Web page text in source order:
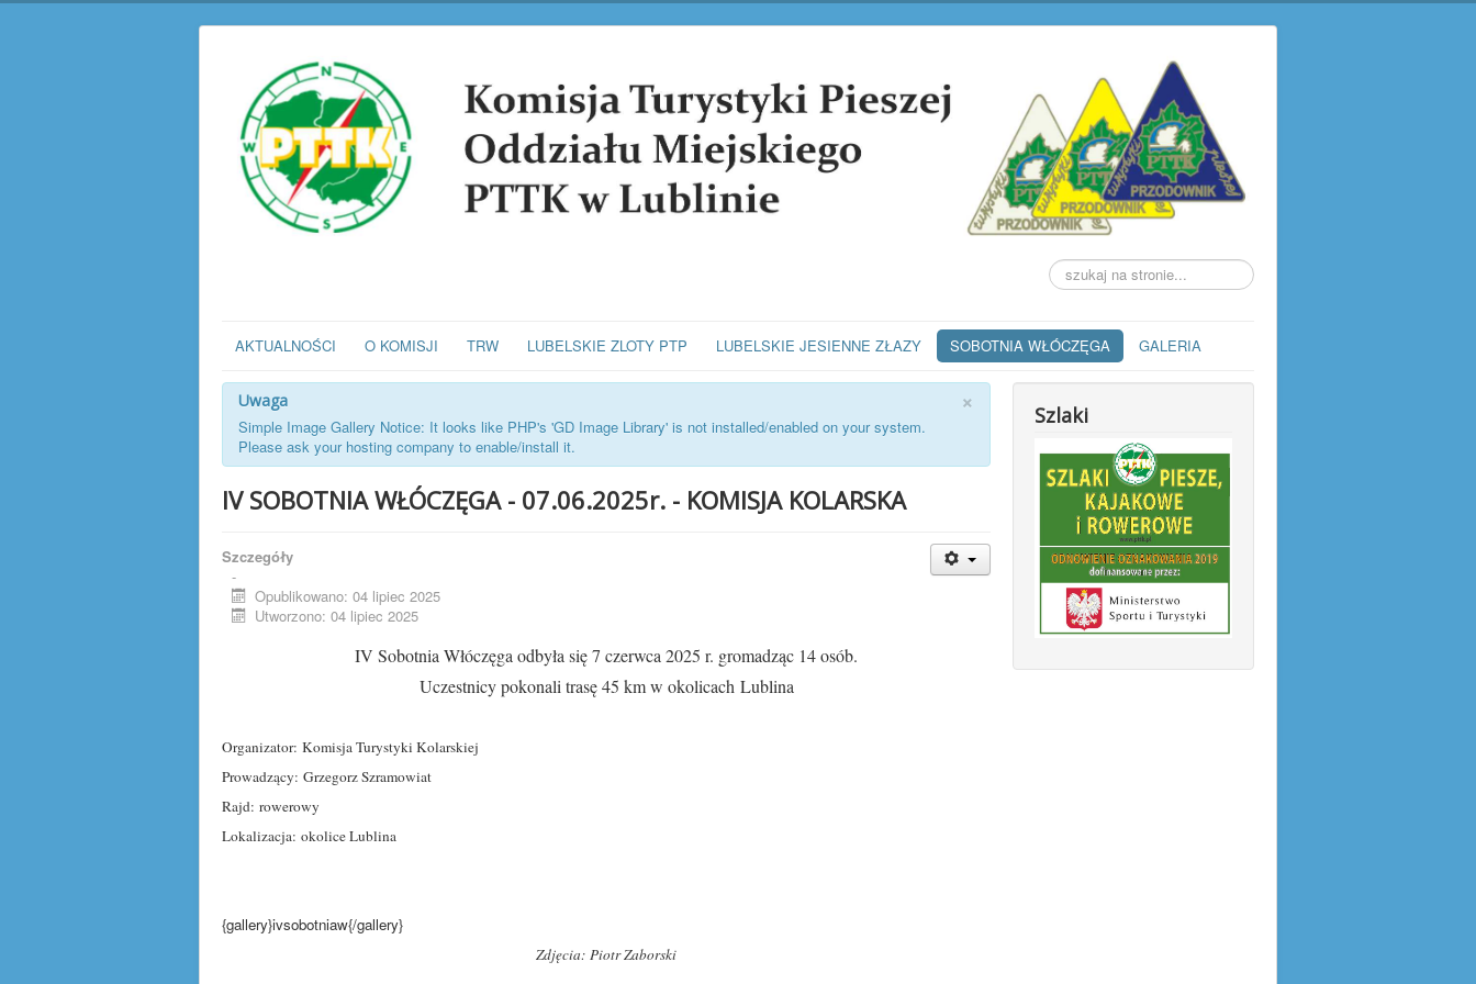
Szukaj...
AKTUALNOŚCI O KOMISJI TRW LUBELSKIE ZLOTY PTP LUBELSKIE JESIENNE ZŁAZY SOBOTNIA WŁÓCZĘGA GALERIA
×
Uwaga
Simple Image Gallery Notice: It looks like PHP's 'GD Image Library' is not installed/enabled on your system.
Please ask your hosting company to enable/install it.
IV SOBOTNIA WŁÓCZĘGA - 07.06.2025r. - KOMISJA KOLARSKA
Szczegóły
-
Opublikowano: 04 lipiec 2025
Utworzono: 04 lipiec 2025
IV Sobotnia Włóczęga odbyła się 7 czerwca 2025 r. gromadząc 14 osób.
Uczestnicy pokonali trasę 45 km w okolicach Lublina
Organizator: Komisja Turystyki Kolarskiej
Prowadzący: Grzegorz Szramowiat
Rajd: rowerowy
Lokalizacja: okolice Lublina
{gallery}ivsobotniaw{/gallery}
Zdjęcia: Piotr Zaborski
Szlaki